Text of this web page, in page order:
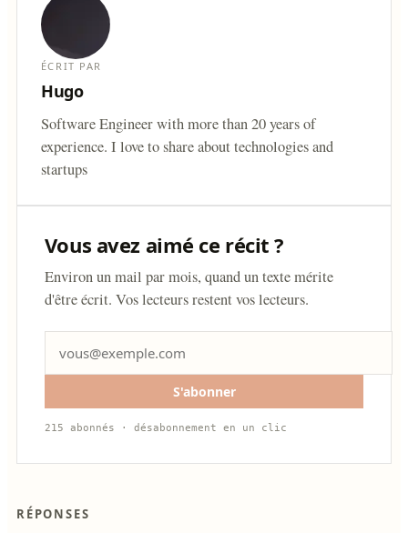
ÉCRIT PAR
Hugo
Software Engineer with more than 20 years of
experience. I love to share about technologies and
startups
Vous avez aimé ce récit ?
Environ un mail par mois, quand un texte mérite
d'être écrit. Vos lecteurs restent vos lecteurs.
S'abonner
215 abonnés · désabonnement en un clic
RÉPONSES